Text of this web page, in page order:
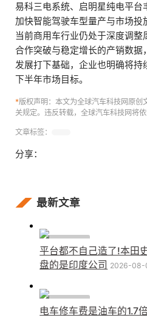
易科三电系统、启明星纯电平台
加快智能驾驶车型量产与市场投
当前商用车行业仍处于深度调
合作突破与稳定增长的产销数据
发展打下基础，企业也明确将持
下半年市场目标。
*版权声明：本文为全球汽车科技网原创
关规定。违反转载，全球汽车科技网将
文章标签：
分享：
最新文章
平台都不自己造了!本田
盘的是印度公司 2026-08-
电车修车费是油车的1.7